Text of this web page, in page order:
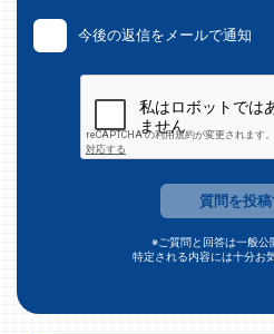
今後の返信をメールで通知
質問を投稿
※ご質問と回答は一般公
特定される内容には十分お